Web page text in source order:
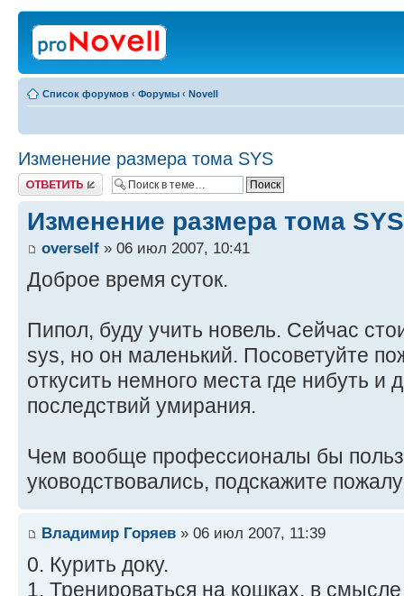
Список форумов ‹ Форумы ‹ Novell
Изменение размера тома SYS
Ответить
Изменение размера тома SYS
overself » 06 июл 2007, 10:41
Доброе время суток.
Пипол, буду учить новель. Сейчас
sys, но он маленький. Посоветуйте
откусить немного места где нибуть и
последствий умирания.
Чем вообще профессионалы бы
уководствовались, подскажите
Владимир Горяев » 06 июл 2007, 11:39
0. Курить доку.
1. Тренироваться на кошках, в